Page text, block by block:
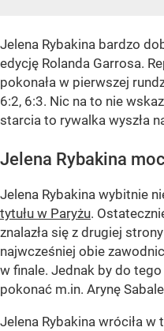
Jelena Rybakina bardzo
edycję Rolanda Garrosa.
pokonała w pierwszej
6:2, 6:3. Nic na to nie
starcia to rywalka wyszła
Jelena Rybakina
Jelena Rybakina wybitnie
tytułu w Paryżu.
znalazła się z drugiej
najwcześniej obie
w finale. Jednak by do
pokonać m.in. Arynę
Jelena Rybakina wróciła